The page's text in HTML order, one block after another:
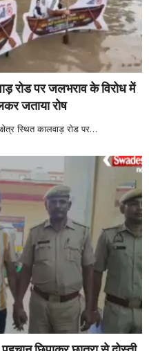
पर जलभराव के विरोध में
जताया रोष
स्थित कालवाड़ रोड पर…